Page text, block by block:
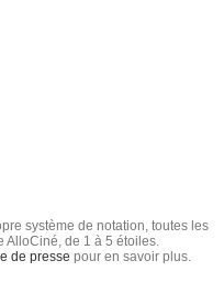
système de notation, toutes les
de 1 à 5 étoiles.
de presse pour en savoir plus.